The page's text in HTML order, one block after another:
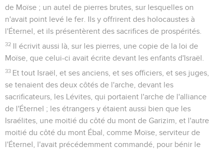
de Moïse ; un autel de pierres brutes, sur lesquelles on
n'avait point levé le fer. Ils y offrirent des holocaustes à
l'Éternel, et ils présentèrent des sacrifices de prospérités.
32 Il écrivit aussi là, sur les pierres, une copie de la loi de
Moïse, que celui-ci avait écrite devant les enfants d'Israël.
33 Et tout Israël, et ses anciens, et ses officiers, et ses juges,
se tenaient des deux côtés de l'arche, devant les
sacrificateurs, les Lévites, qui portaient l'arche de l'alliance
de l'Éternel ; les étrangers y étaient aussi bien que les
Israélites, une moitié du côté du mont de Garizim, et l'autre
moitié du côté du mont Ébal, comme Moïse, serviteur de
l'Éternel, l'avait précédemment commandé, pour bénir le